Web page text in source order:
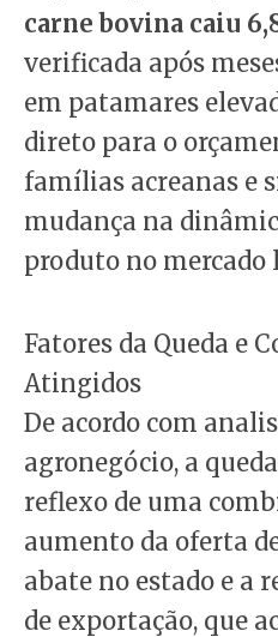
carne bovina caiu
verificada após
em patamares
direto para o
famílias acreanas e
mudança na
produto no mercado
Fatores da Queda e
Atingidos
De acordo com
agronegócio, a
reflexo de uma
aumento da oferta
abate no estado e a
de exportação, que